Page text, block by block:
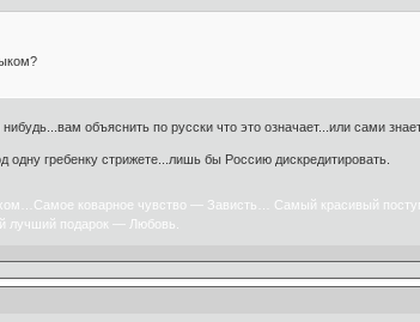
объяснить по русски что это означает...или сами
одну гребенку стрижете...лишь бы Россию дискредитировать.
коварное чувство — Зависть… Самый красивый
подарок — Любовь.